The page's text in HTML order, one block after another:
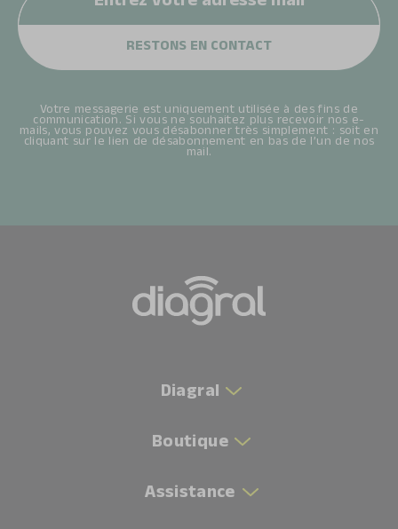
Votre messagerie est uniquement utilisée à des fins de
communication. Si vous ne souhaitez plus recevoir nos e-
mails, vous pouvez vous désabonner très simplement : soit en
cliquant sur le lien de désabonnement en bas de l’un de nos
mail.
Diagral
Boutique
Assistance